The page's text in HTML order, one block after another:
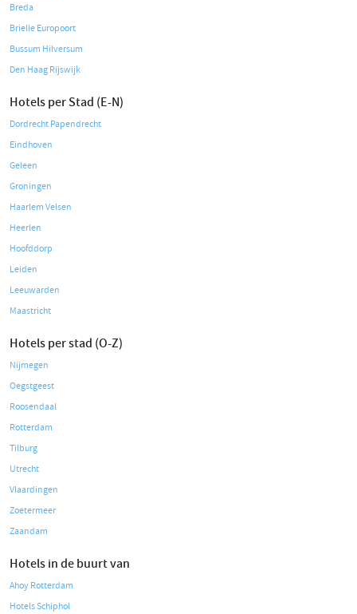
Breda
Brielle Europoort
Bussum Hilversum
Den Haag Rijswijk
Hotels per Stad (E-N)
Dordrecht Papendrecht
Eindhoven
Geleen
Groningen
Haarlem Velsen
Heerlen
Hoofddorp
Leiden
Leeuwarden
Maastricht
Hotels per stad (O-Z)
Nijmegen
Oegstgeest
Roosendaal
Rotterdam
Tilburg
Utrecht
Vlaardingen
Zoetermeer
Zaandam
Hotels in de buurt van
Ahoy Rotterdam
Hotels Schiphol